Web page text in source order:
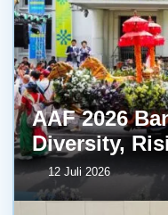
AAF 2026
Diversity,
12 Juli 2026